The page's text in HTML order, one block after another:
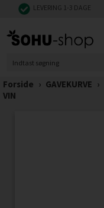
LEVERING 1-3 DAGE
Forside › GAVEKURVE ›
VIN